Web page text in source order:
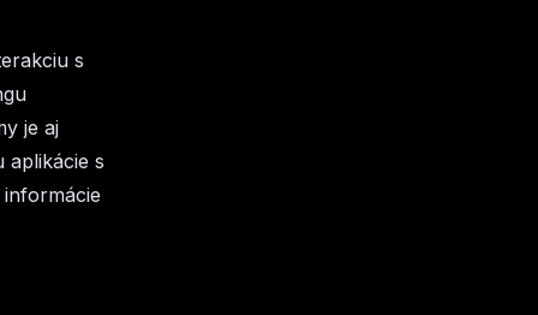
s
je aj
aplikácie s